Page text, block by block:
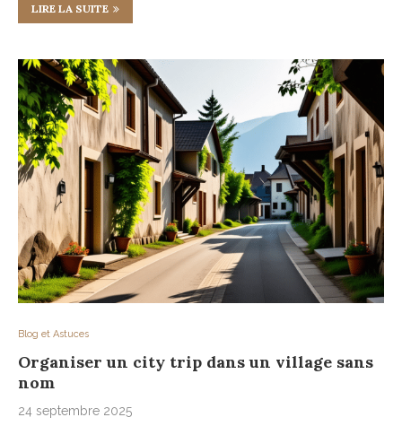
LIRE LA SUITE
Blog et Astuces
Organiser un city trip dans un village sans
nom
24 septembre 2025